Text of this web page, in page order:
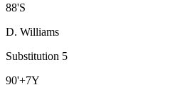
88'S
D. Williams
Substitution 5
90'+7Y